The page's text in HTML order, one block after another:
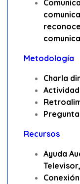
Metodología
Charla
Recursos
Ayuda